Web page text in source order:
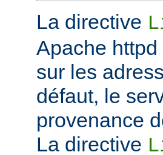
La directive
Apache
sur les
défaut, le
provenance
La directive